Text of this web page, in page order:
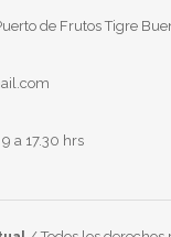
de Frutos Tigre
a 17.30 hrs